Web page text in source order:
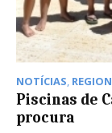
NOTÍCIAS,
Piscinas de
procura